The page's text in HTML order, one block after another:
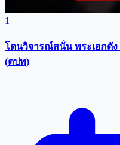
1
โดนวิจารณ์สนั่น พระเอกดั
(ตปท)